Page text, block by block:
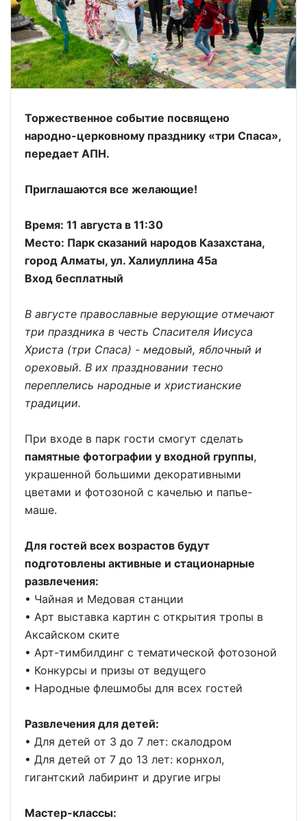
Торжественное событие посвящено
народно-церковному празднику «три Спаса»,
передает АПН.
Приглашаются все желающие!
Время: 11 августа в 11:30
Место: Парк сказаний народов Казахстана,
город Алматы, ул. Халиуллина 45а
Вход бесплатный
В августе православные верующие отмечают
три праздника в честь Спасителя Иисуса
Христа (три Спаса) - медовый, яблочный и
ореховый. В их праздновании тесно
переплелись народные и христианские
традиции.
При входе в парк гости смогут сделать
памятные фотографии у входной группы,
украшенной большими ⁠декоративными
цветами и фотозоной с качелью и папье-
маше.
Для гостей всех возрастов будут
подготовлены активные и стационарные
развлечения:
•⁠ ⁠Чайная и Медовая станции
•⁠ ⁠Арт выставка картин с открытия тропы в
Аксайском ските
•⁠ ⁠Арт-тимбилдинг с тематической фотозоной
•⁠ ⁠Конкурсы и призы от ведущего
•⁠ ⁠Народные флешмобы для всех гостей
Развлечения для детей:
•⁠ ⁠Для детей от 3 до 7 лет: скалодром
•⁠ ⁠Для детей от 7 до 13 лет: корнхол,
гигантский лабиринт и другие игры
Мастер-классы: